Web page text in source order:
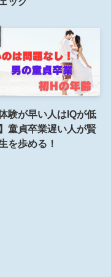
体験が早い人はIQが低
童貞卒業遅い人が賢
を歩める！